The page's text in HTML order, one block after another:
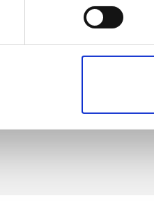
Handle på nett
Kjøpsbetingelser